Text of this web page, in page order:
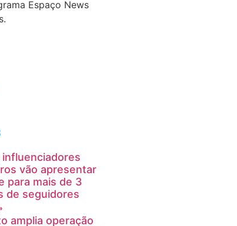
Espaço News
influenciadores
vão apresentar
para mais de 3
de seguidores
amplia operação